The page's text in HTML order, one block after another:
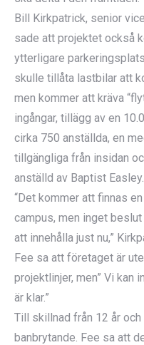
Bill Kirkpatrick, senior
sade att projektet också
ytterligare
skulle tillåta lastbilar att
men kommer att kräva
ingångar, tillägg av en
cirka 750 anställda, en
tillgängliga från insidan
anställd av Baptist Easley.
“Det kommer att finnas
campus, men inget
att innehålla just nu,”
Fee sa att företaget är
projektlinjer, men” Vi kan
är klar.”
Till skillnad från 12 år
banbrytande. Fee sa att